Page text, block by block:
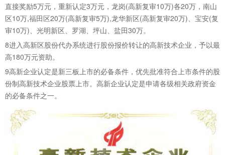
直接奖励5万元，重新认定3万元，龙岗(高新复审10万)各20万，南山
区10万,福田区20万(高新复审5万),龙华新区(高新复审20万)、宝安(复
审10万)、光明新区、罗湖、坪山、盐田30万。
8进入高新区股份代办系统进行股份报价转让的高新技术企业，予以最
高180万元资助。
9高新企业认定是新三板上市的必备条件，优先批准符合上市条件的股
份制高新技术企业股票上市。高新企业认定是申请各级相关政府资金
的必备条件之一。